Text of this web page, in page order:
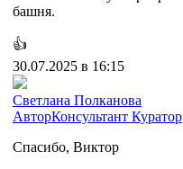
башня.
👍
30.07.2025 в 16:15
Cветлана Полканова
АвторКонсультант Куратор
Спасибо, Виктор